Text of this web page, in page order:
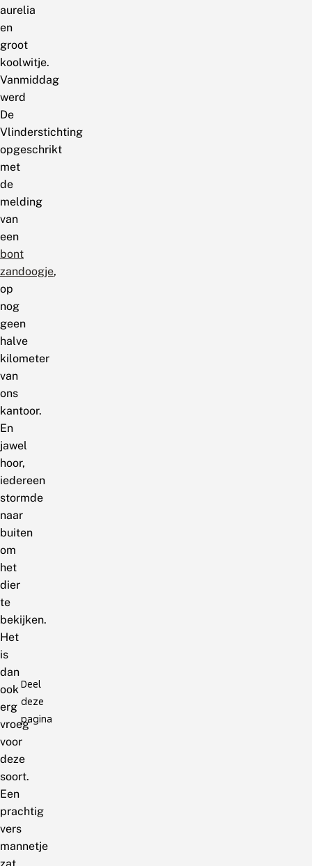
aurelia
en
groot
koolwitje.
Vanmiddag
werd
De
Vlinderstichting
opgeschrikt
met
de
melding
van
een
bont
zandoogje,
op
nog
geen
halve
kilometer
van
ons
kantoor.
En
jawel
hoor,
iedereen
stormde
naar
buiten
om
het
dier
te
bekijken.
Het
is
dan
ook
erg
vroeg
voor
deze
soort.
Een
prachtig
vers
mannetje
zat
Deel
deze
pagina